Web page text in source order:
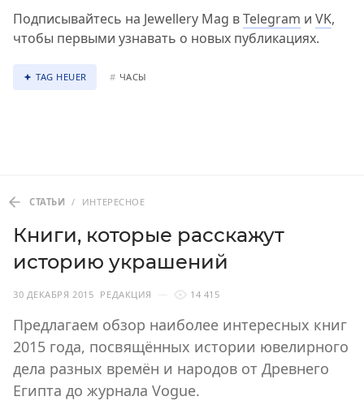
Подписывайтесь на Jewellery Mag вTelegram и VK,
чтобы первыми узнавать о новых публикациях.
TAG HEUER # ЧАСЫ
СТАТЬИ / ИНТЕРЕСНОЕ
Книги, которые расскажут
историю украшений
30 ДЕКАБРЯ 2015 РЕДАКЦИЯ 14 415
Предлагаем обзор наиболее интересных книг
2015 года, посвящённых истории ювелирного
дела разных времён и народов от Древнего
Египта до журнала Vogue.